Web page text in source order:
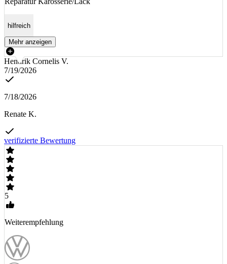
hilfreich
Mehr anzeigen
Hendrik Cornelis V.
7/19/2026
7/18/2026
Renate K.
verifizierte Bewertung
5
Weiterempfehlung